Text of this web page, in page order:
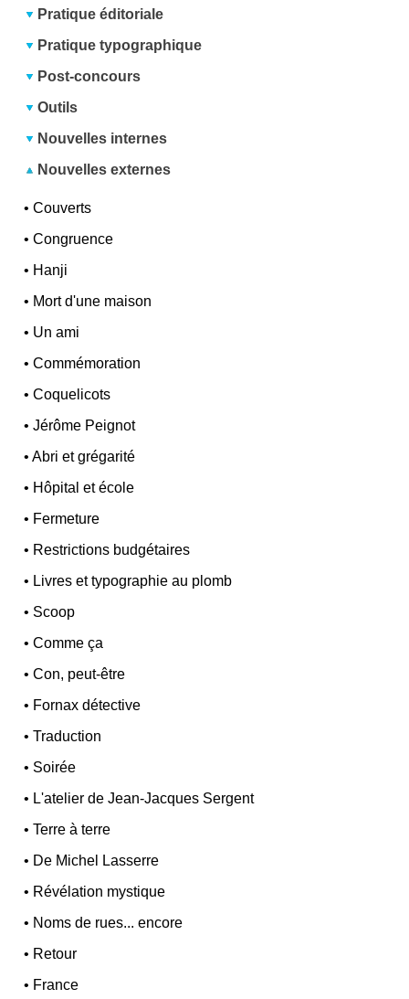
Pratique éditoriale
Pratique typographique
Post-concours
Outils
Nouvelles internes
Nouvelles externes
•Couverts
•Congruence
• Hanji
• Mort d'une maison
• Un ami
•Commémoration
•Coquelicots
•Jérôme Peignot
•Abri et grégarité
• Hôpital et école
• Fermeture
• Restrictions budgétaires
• Livres et typographie au plomb
• Scoop
•Comme ça
•Con, peut-être
• Fornax détective
•Traduction
• Soirée
• L'atelier de Jean-Jacques Sergent
•Terre à terre
• De Michel Lasserre
• Révélation mystique
• Noms de rues... encore
• Retour
• France